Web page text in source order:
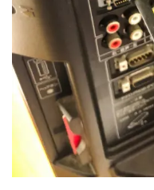
コ
ン
を
イ
ン
タ
ー
ネ
ッ